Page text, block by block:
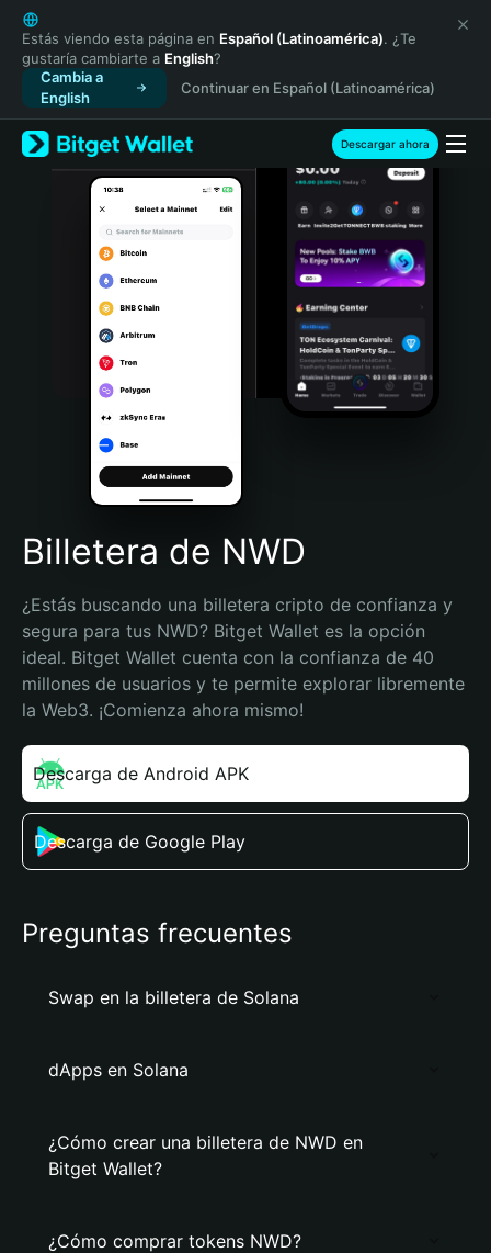
English
日本語
Tiếng Việt
Русский
Español (Latinoamérica)
Türkçe
Italiano
Português (Portugal)
Bahasa Indonesia
Português (Brasil)
Español (Argentina)
Estás viendo esta página en Español (Latinoamérica). ¿Te
gustaría cambiarte a English?
Cambia a
English
Continuar en Español (Latinoamérica)
Descargar ahora
Billetera de NWD
¿Estás buscando una billetera cripto de confianza y
segura para tus NWD? Bitget Wallet es la opción
ideal. Bitget Wallet cuenta con la confianza de 40
millones de usuarios y te permite explorar libremente
la Web3. ¡Comienza ahora mismo!
Descarga de Android APK
Descarga de Google Play
Preguntas frecuentes
Swap en la billetera de Solana
dApps en Solana
¿Cómo crear una billetera de NWD en
Bitget Wallet?
¿Cómo comprar tokens NWD?